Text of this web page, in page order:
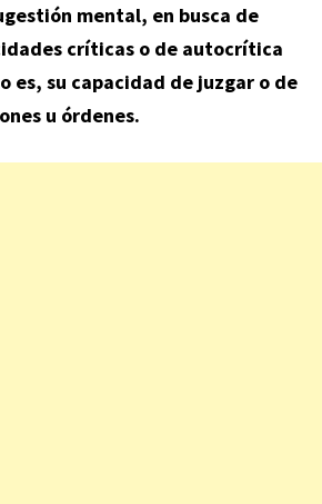
mental, en busca de
críticas o de autocrítica
es, su capacidad de juzgar o de
u órdenes.